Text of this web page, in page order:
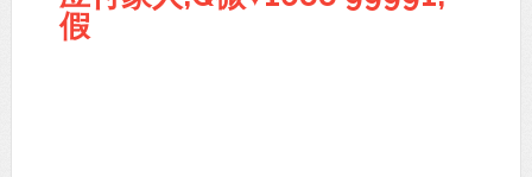
假